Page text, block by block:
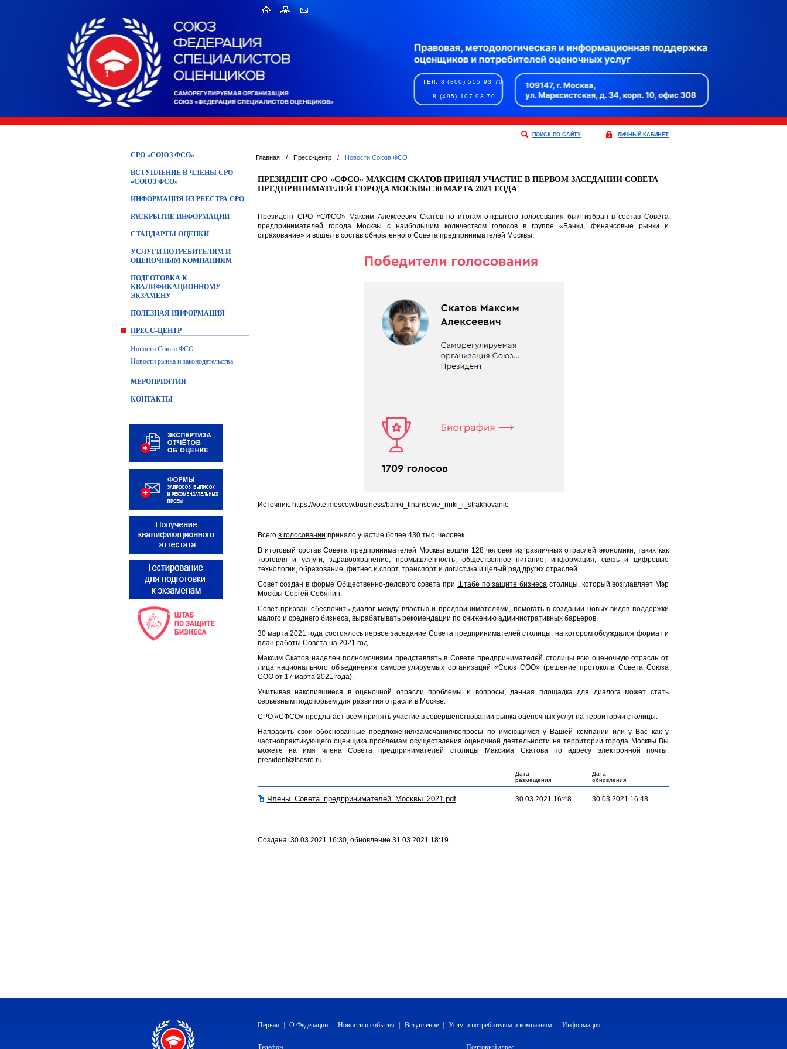
ТЕЛ. 8 (800) 555 93 70
8 (495) 107 93 70
ПОИСК ПО САЙТУ ЛИЧНЫЙ КАБИНЕТ
СРО «СОЮЗ ФСО»
ВСТУПЛЕНИЕ В ЧЛЕНЫ СРО
«СОЮЗ ФСО»
ИНФОРМАЦИЯ ИЗ РЕЕСТРА СРО
РАСКРЫТИЕ ИНФОРМАЦИИ
СТАНДАРТЫ ОЦЕНКИ
УСЛУГИ ПОТРЕБИТЕЛЯМ И
ОЦЕНОЧНЫМ КОМПАНИЯМ
ПОДГОТОВКА К
КВАЛИФИКАЦИОННОМУ
ЭКЗАМЕНУ
ПОЛЕЗНАЯ ИНФОРМАЦИЯ
ПРЕСС-ЦЕНТР
Новости Союза ФСО
Новости рынка и законодательства
МЕРОПРИЯТИЯ
КОНТАКТЫ
Главная / Пресс-центр / Новости Союза ФСО
ПРЕЗИДЕНТ СРО «СФСО» МАКСИМ СКАТОВ ПРИНЯЛ УЧАСТИЕ В ПЕРВОМ ЗАСЕДАНИИ СОВЕТА
ПРЕДПРИНИМАТЕЛЕЙ ГОРОДА МОСКВЫ 30 МАРТА 2021 ГОДА
Президент СРО «СФСО» Максим Алексеевич Скатов по итогам открытого голосования был избран в состав Совета
предпринимателей города Москвы с наибольшим количеством голосов в группе «Банки, финансовые рынки и
страхование» и вошел в состав обновленного Совета предпринимателей Москвы.
Источник: https://vote.moscow.business/banki_finansovie_rinki_i_strakhovanie
Всего в голосовании приняло участие более 430 тыс. человек.
В итоговый состав Совета предпринимателей Москвы вошли 128 человек из различных отраслей экономики, таких как
торговля и услуги, здравоохранение, промышленность, общественное питание, информация, связь и цифровые
технологии, образование, фитнес и спорт, транспорт и логистика и целый ряд других отраслей.
Совет создан в форме Общественно-делового совета при Штабе по защите бизнеса столицы, который возглавляет Мэр
Москвы Сергей Собянин.
Совет призван обеспечить диалог между властью и предпринимателями, помогать в создании новых видов поддержки
малого и среднего бизнеса, вырабатывать рекомендации по снижению административных барьеров.
30 марта 2021 года состоялось первое заседание Совета предпринимателей столицы, на котором обсуждался формат и
план работы Совета на 2021 год.
Максим Скатов наделен полномочиями представлять в Совете предпринимателей столицы всю оценочную отрасль от
лица национального объединения саморегулируемых организаций «Союз СОО» (решение протокола Совета Союза
СОО от 17 марта 2021 года).
Учитывая накопившиеся в оценочной отрасли проблемы и вопросы, данная площадка для диалога может стать
серьезным подспорьем для развития отрасли в Москве.
СРО «СФСО» предлагает всем принять участие в совершенствовании рынка оценочных услуг на территории столицы.
Направить свои обоснованные предложения/замечания/вопросы по имеющимся у Вашей компании или у Вас как у
частнопрактикующего оценщика проблемам осуществления оценочной деятельности на территории города Москвы Вы
можете на имя члена Совета предпринимателей столицы Максима Скатова по адресу электронной почты:
president@fsosro.ru.
Дата
размещения
Дата
обновления
Члены_Совета_предпринимателей_Москвы_2021.pdf 30.03.2021 16:48 30.03.2021 16:48
Создана: 30.03.2021 16:30, обновление 31.03.2021 18:19
Первая О Федерации Новости и события Вступление Услуги потребителям и компаниям Информация
Телефон Почтовый адрес: